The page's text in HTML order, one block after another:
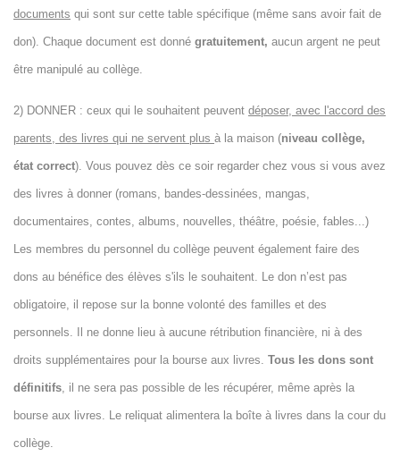
documents qui sont sur cette table spécifique (même sans avoir fait de
don). Chaque document est donné gratuitement, aucun argent ne peut
être manipulé au collège.
2) DONNER : ceux qui le souhaitent peuvent déposer, avec l'accord des
parents, des livres qui ne servent plus à la maison (niveau collège,
état correct). Vous pouvez dès ce soir regarder chez vous si vous avez
des livres à donner (romans, bandes-dessinées, mangas,
documentaires, contes, albums, nouvelles, théâtre, poésie, fables...)
Les membres du personnel du collège peuvent également faire des
dons au bénéfice des élèves s'ils le souhaitent. Le don n’est pas
obligatoire, il repose sur la bonne volonté des familles et des
personnels. Il ne donne lieu à aucune rétribution financière, ni à des
droits supplémentaires pour la bourse aux livres. Tous les dons sont
définitifs , il ne sera pas possible de les récupérer, même après la
bourse aux livres. Le reliquat alimentera la boîte à livres dans la cour du
collège